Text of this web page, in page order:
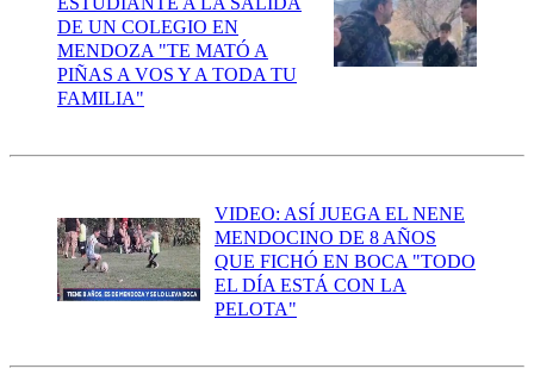
DE UN COLEGIO EN
MENDOZA "TE MATÓ A
PIÑAS A VOS Y A TODA TU
FAMILIA"
VIDEO: ASÍ JUEGA EL NENE
MENDOCINO DE 8 AÑOS
QUE FICHÓ EN BOCA "TODO
EL DÍA ESTÁ CON LA
PELOTA"